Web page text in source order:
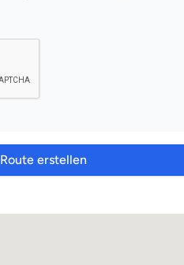
Route erstellen